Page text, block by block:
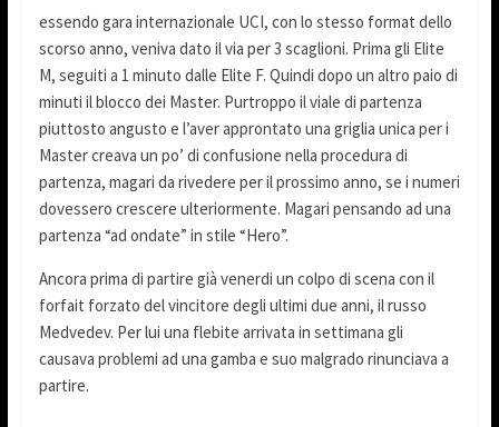
essendo gara internazionale UCI, con lo stesso format dello
scorso anno, veniva dato il via per 3 scaglioni. Prima gli Elite
M, seguiti a 1 minuto dalle Elite F. Quindi dopo un altro paio di
minuti il blocco dei Master. Purtroppo il viale di partenza
piuttosto angusto e l’aver approntato una griglia unica per i
Master creava un po’ di confusione nella procedura di
partenza, magari da rivedere per il prossimo anno, se i numeri
dovessero crescere ulteriormente. Magari pensando ad una
partenza “ad ondate” in stile “Hero”.
Ancora prima di partire già venerdi un colpo di scena con il
forfait forzato del vincitore degli ultimi due anni, il russo
Medvedev. Per lui una flebite arrivata in settimana gli
causava problemi ad una gamba e suo malgrado rinunciava a
partire.